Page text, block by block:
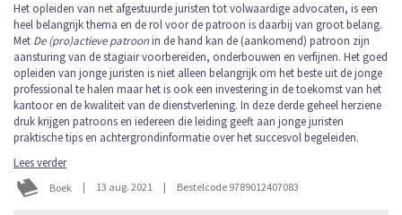
Het opleiden van net afgestuurde juristen tot volwaardige advocaten, is een
heel belangrijk thema en de rol voor de patroon is daarbij van groot belang.
Met De (pro)actieve patroonin de hand kan de (aankomend) patroon zijn
aansturing van de stagiair voorbereiden, onderbouwen en verfijnen. Het goed
opleiden van jonge juristen is niet alleen belangrijk om het beste uit de jonge
professional te halen maar het is ook een investering in de toekomst van het
kantoor en de kwaliteit van de dienstverlening. In deze derde geheel herziene
druk krijgen patroons en iedereen die leiding geeft aan jonge juristen
praktische tips en achtergrondinformatie over het succesvol begeleiden.
Lees verder
Boek | 13 aug. 2021 | Bestelcode 9789012407083